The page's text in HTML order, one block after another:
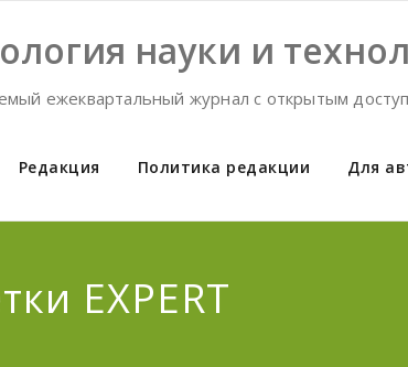
науки и
ежеквартальный журнал с открытым
Редакция Политика редакции Для
EXPERT